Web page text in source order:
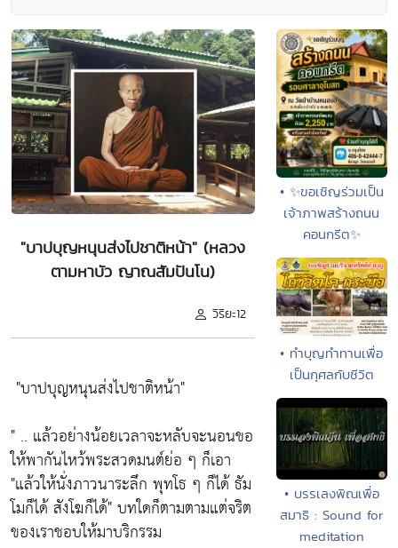
"บาปบุญหนุนส่งไปชาติหน้า" (หลวง
ตามหาบัว ญาณสัมปันโน)
วิริยะ12
"บาปบุญหนุนส่งไปชาติหน้า"
" .. แล้วอย่างน้อยเวลาจะหลับจะนอนขอ
ให้พากันไหว้พระสวดมนต์ย่อ ๆ ก็เอา
"แล้วให้นั่งภาวนาระลึก พุทโธ ๆ ก็ได้ ธัม
โมก็ได้ สังโฆก็ได้"บทใดก็ตามตามแต่จริต
ของเราชอบให้มาบริกรรม
• ✨ขอเชิญร่วมเป็น
เจ้าภาพสร้างถนน
คอนกรีต✨
• ทำบุญทำทานเพื่อ
เป็นกุศลกับชีวิต
• บรรเลงพิณเพื่อ
สมาธิ : Sound for
meditation